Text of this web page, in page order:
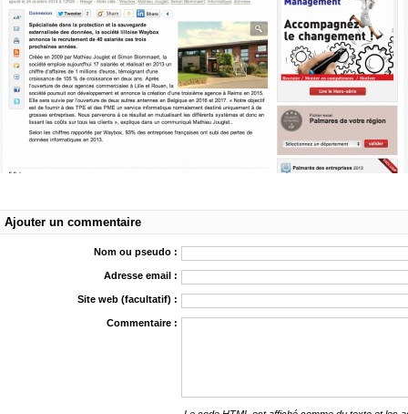
Ajouter un commentaire
Nom ou pseudo :
Adresse email :
Site web (facultatif) :
Commentaire :